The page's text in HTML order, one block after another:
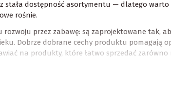
stała dostępność asortymentu — dlatego warto
rośnie.
przez zabawę: są zaprojektowane tak,
Dobrze dobrane cechy produktu pomagają
na produkty, które łatwo sprzedać zarówno
w ofercie Woopie na